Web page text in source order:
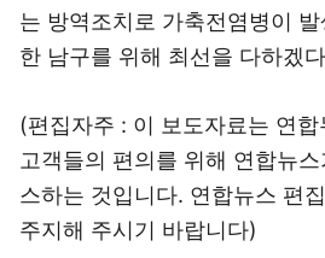
는 방역조치로 가축전염병이
한 남구를 위해 최선을 다하겠
(편집자주 : 이 보도자료는 연
고객들의 편의를 위해 연합뉴
스하는 것입니다. 연합뉴스 편
주지해 주시기 바랍니다)